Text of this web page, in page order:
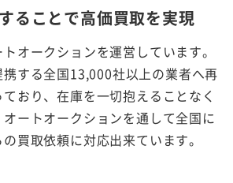
することで高価買取を実現
オークションを運営しています。
する全国13,000社以上の業者へ再
おり、在庫を一切抱えることなく
ートオークションを通して全国に
買取依頼に対応出来ています。